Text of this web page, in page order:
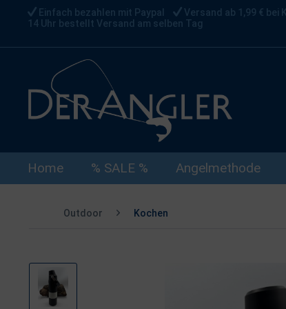
Einfach bezahlen mit Paypal Versand ab 1,99 € bei
14 Uhr bestellt Versand am selben Tag
Home % SALE % Angelmethode
Outdoor Kochen